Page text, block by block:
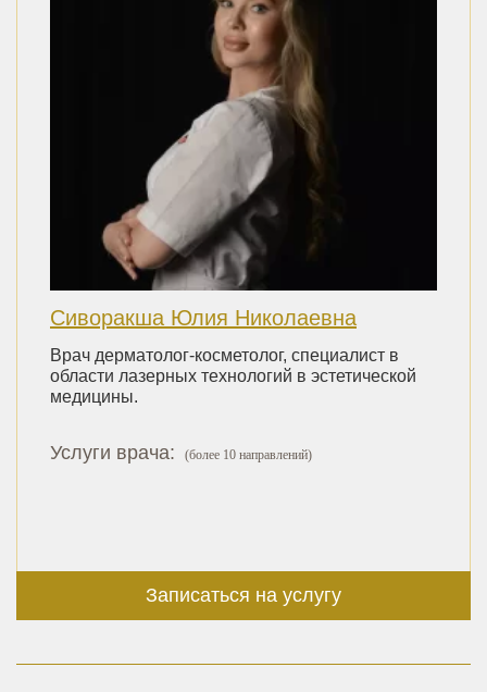
Сиворакша Юлия Николаевна
Врач дерматолог-косметолог, специалист в
области лазерных технологий в эстетической
медицины.
Услуги врача: (более 10 направлений)
Записаться на услугу